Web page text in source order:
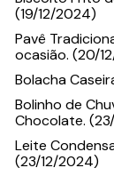
(19/12/2024)
Pavê
ocasião. (20/
Bolacha
Bolinho de
Chocolate.
Leite
(23/12/2024)